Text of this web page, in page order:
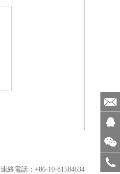
連絡電話：+86-10-81584634